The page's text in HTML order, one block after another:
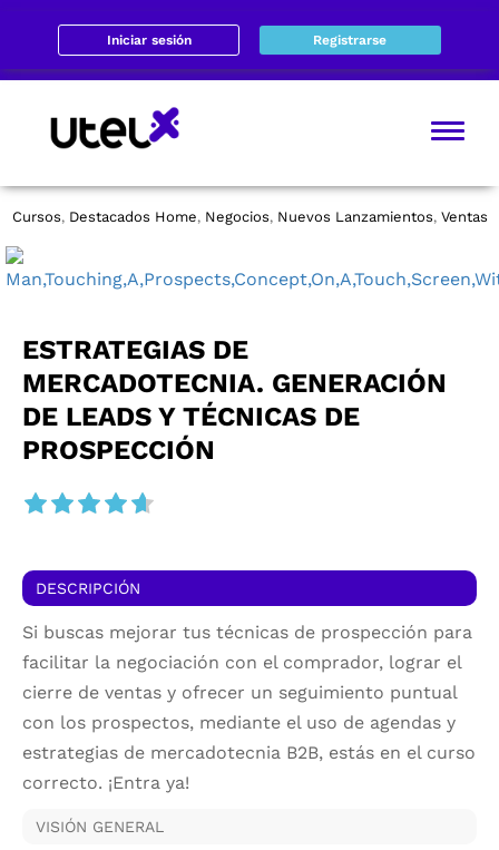
Iniciar sesión Registrarse
Cursos, Destacados Home, Negocios, Nuevos Lanzamientos, Ventas
ESTRATEGIAS DE
MERCADOTECNIA. GENERACIÓN
DE LEADS Y TÉCNICAS DE
PROSPECCIÓN
DESCRIPCIÓN
Si buscas mejorar tus técnicas de prospección para
facilitar la negociación con el comprador, lograr el
cierre de ventas y ofrecer un seguimiento puntual
con los prospectos, mediante el uso de agendas y
estrategias de mercadotecnia B2B, estás en el curso
correcto. ¡Entra ya!
VISIÓN GENERAL